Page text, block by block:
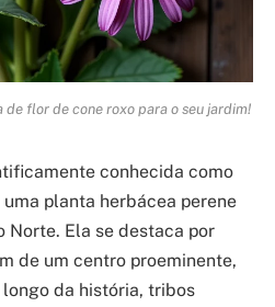
flor de cone roxo para o seu jardim!
conhecida como
planta herbácea perene
Norte. Ela se destaca por
de um centro proeminente,
da história, tribos